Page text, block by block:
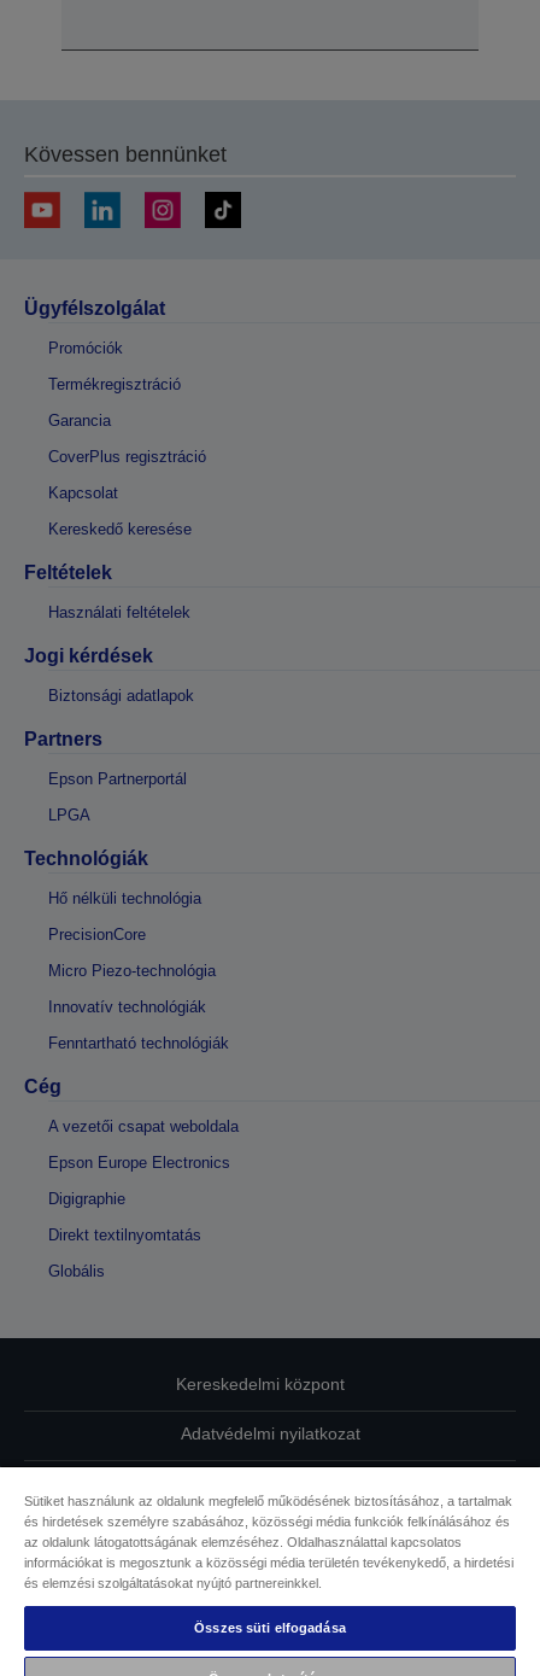
Kövessen bennünket
Ügyfélszolgálat
Promóciók
Termékregisztráció
Garancia
CoverPlus regisztráció
Kapcsolat
Kereskedő keresése
Feltételek
Használati feltételek
Jogi kérdések
Biztonsági adatlapok
Partners
Epson Partnerportál
LPGA
Technológiák
Hő nélküli technológia
PrecisionCore
Micro Piezo-technológia
Innovatív technológiák
Fenntartható technológiák
Cég
A vezetői csapat weboldala
Epson Europe Electronics
Digigraphie
Direkt textilnyomtatás
Globális
Kereskedelmi központ
Adatvédelmi nyilatkozat
Kapcsolatfelvétel
Sütikkel kapcsolatos információk
Az Epson elkötelezettsége az akadálymentesség mellett
Sütiket használunk az oldalunk megfelelő működésének biztosításához, a tartalmak
és hirdetések személyre szabásához, közösségi média funkciók felkínálásához és
az oldalunk látogatottságának elemzéséhez. Oldalhasználattal kapcsolatos
információkat is megosztunk a közösségi média területén tevékenykedő, a hirdetési
és elemzési szolgáltatásokat nyújtó partnereinkkel.
Összes süti elfogadása